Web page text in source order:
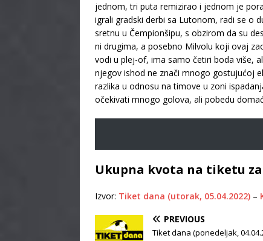
jednom, tri puta remizirao i jednom je
igrali gradski derbi sa Lutonom, radi se o
sretnu u Čempionšipu, s obzirom da su
ni drugima, a posebno Milvolu koji ovaj
vodi u plej-of, ima samo četiri boda više,
njegov ishod ne znači mnogo gostujućoj
razlika u odnosu na timove u zoni
očekivati mnogo golova, ali pobedu
Ukupna kvota na tiketu
Izvor: Tiket dana (utorak, 05.04.2022) –
PREVIOUS
Tiket dana (ponedeljak,